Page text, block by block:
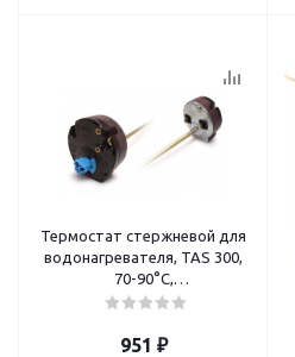
Термостат стержневой для
водонагревателя, TAS 300,
70-90°С,
16A,3412075Thermowatt,
951 ₽